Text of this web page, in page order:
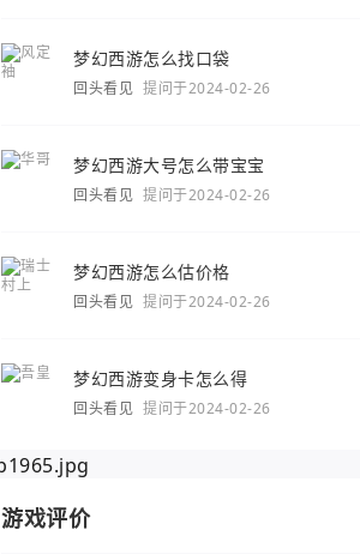
梦幻西游怎么找口袋
回头看见 提问于2024-02-26
梦幻西游大号怎么带宝宝
回头看见 提问于2024-02-26
梦幻西游怎么估价格
回头看见 提问于2024-02-26
梦幻西游变身卡怎么得
回头看见 提问于2024-02-26
游戏评价